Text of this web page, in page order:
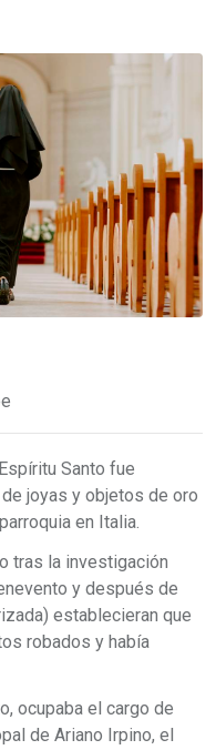
Santo fue
joyas y objetos de oro
en Italia.
tras la investigación
y después de
establecieran que
robados y había
ocupaba el cargo de
de Ariano Irpino, el